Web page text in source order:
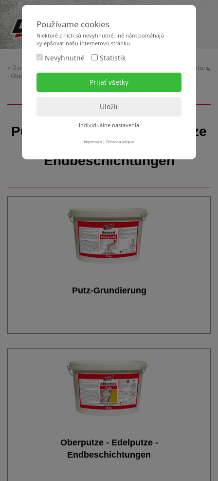
> Domov
> Putz-Grundierung
- Oberputze - Edelputze - Endbeschichtungen
Putz-Grundierung - Oberputze
- Edelputze -
Endbeschichtungen
Putz-Grundierung
Oberputze - Edelputze -
Endbeschichtungen
Používame cookies
Niektoré z nich sú nevyhnutné, iné nám pomáhajú
vylepšovať našu internetovú stránku.
Nevyhnutné Statistik
Individuálne nastavenia
Impresum |Ochrana údajov